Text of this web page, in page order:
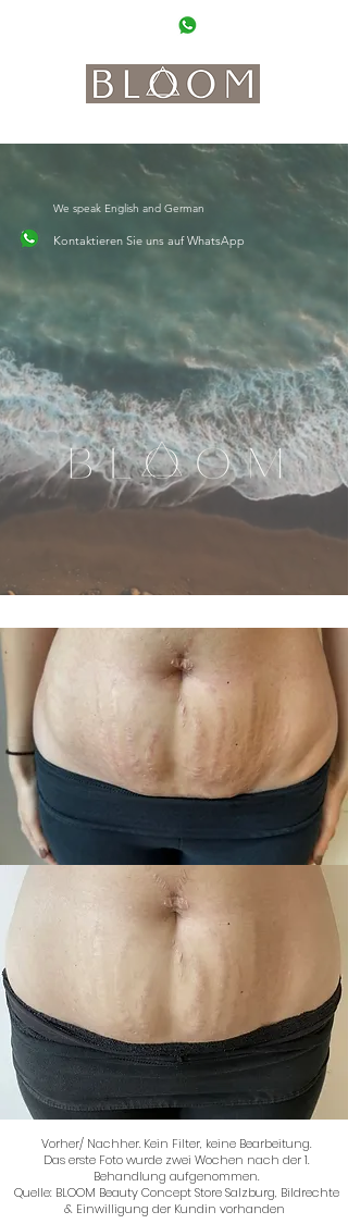
We speak English and German
Kontaktieren Sie uns auf WhatsApp
beauty concept store
Vorher/ Nachher. Kein Filter, keine Bearbeitung.
Das erste Foto wurde zwei Wochen nach der 1.
Behandlung aufgenommen.
Quelle: BLOOM Beauty Concept Store Salzburg, Bildrechte
& Einwilligung der Kundin vorhanden